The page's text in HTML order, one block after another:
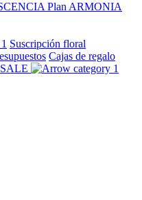
Plan ARMONIA
Suscripción floral
Cajas de regalo
SALE